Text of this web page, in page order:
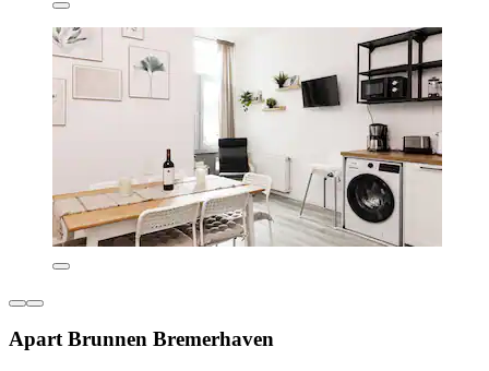
Apart Brunnen Bremerhaven